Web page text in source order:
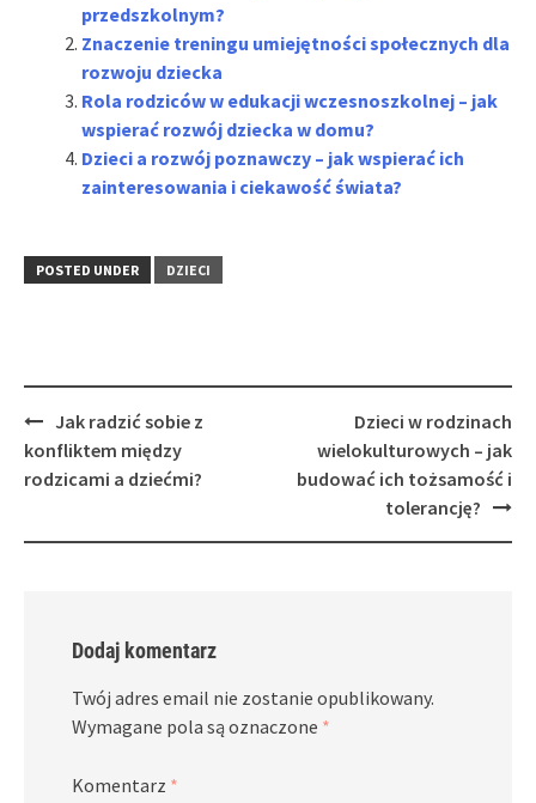
przedszkolnym?
Znaczenie treningu umiejętności społecznych dla
rozwoju dziecka
Rola rodziców w edukacji wczesnoszkolnej – jak
wspierać rozwój dziecka w domu?
Dzieci a rozwój poznawczy – jak wspierać ich
zainteresowania i ciekawość świata?
POSTED UNDER DZIECI
Post
navigation
Jak radzić sobie z
konfliktem między
rodzicami a dziećmi?
Dzieci w rodzinach
wielokulturowych – jak
budować ich tożsamość i
tolerancję?
Dodaj komentarz
Twój adres email nie zostanie opublikowany.
Wymagane pola są oznaczone *
Komentarz *